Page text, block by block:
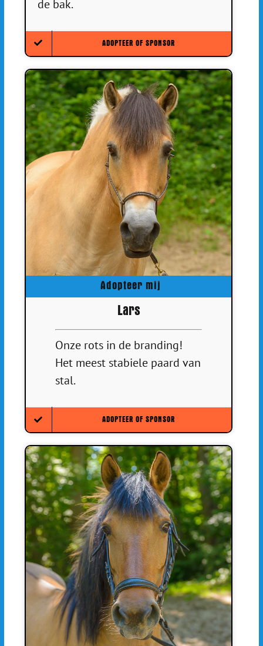
de bak.
ADOPTEER OF SPONSOR
Adopteer mij
Lars
Onze rots in de branding!
Het meest stabiele paard van
stal.
ADOPTEER OF SPONSOR